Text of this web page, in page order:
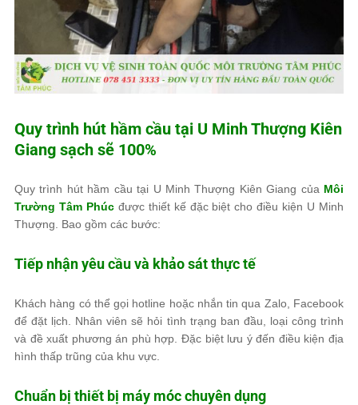
Quy trình hút hầm cầu tại U Minh Thượng Kiên
Giang sạch sẽ 100%
Quy trình hút hầm cầu tại U Minh Thượng Kiên Giang của Môi
Trường Tâm Phúcđược thiết kế đặc biệt cho điều kiện U Minh
Thượng. Bao gồm các bước:
Tiếp nhận yêu cầu và khảo sát thực tế
Khách hàng có thể gọi hotline hoặc nhắn tin qua Zalo, Facebook
để đặt lịch. Nhân viên sẽ hỏi tình trạng ban đầu, loại công trình
và đề xuất phương án phù hợp. Đặc biệt lưu ý đến điều kiện địa
hình thấp trũng của khu vực.
Chuẩn bị thiết bị máy móc chuyên dụng